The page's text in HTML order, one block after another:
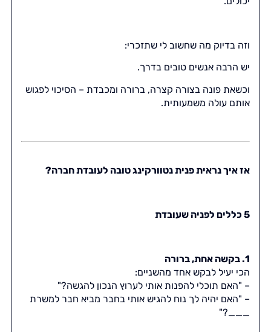
וזה בדיוק מה שחשוב לי שתזכרי:
יש הרבה אנשים טובים בדרך.
וכשאת פונה בצורה קצרה, ברורה ומכבדת – הסיכוי לפגוש
אותם עולה משמעותית.
אז איך נראית פנית נטוורקינג טובה לעובדת חברה?
5 כללים לפניה שעובדת
1. בקשה אחת, ברורה
הכי יעיל לבקש אחד מהשניים:
– "האם תוכלי להפנות אותי לערוץ הנכון להגשה?"
– "האם יהיה לך נוח להגיש אותי בחבר מביא חבר למשרת
___?"